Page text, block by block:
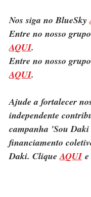
Nos siga no BlueSky
Entre no nosso
AQUI.
Entre no nosso
AQUI.
Ajude a fortalecer
independente
campanha 'Sou
financiamento
Daki. Clique AQUI e